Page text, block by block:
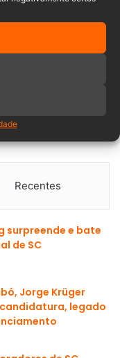
Recentes
surpreende e bate
de SC
Jorge Krüger
legado